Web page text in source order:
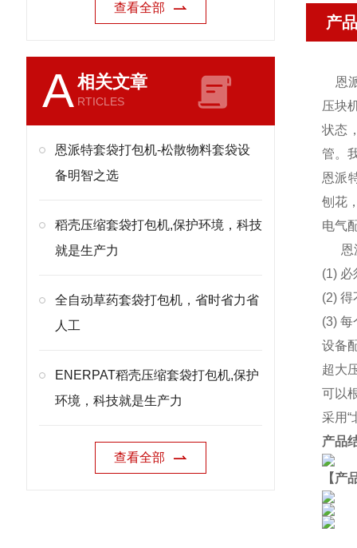
查看全部
A相关文章
RTICLES
恩派特套袋打包机-松散物料套袋设
备明智之选
稻壳压缩套袋打包机,保护环境，科技
就是生产力
全自动草药套袋打包机，省时省力省
人工
ENERPAT稻壳压缩套袋打包机,保护
环境，科技就是生产力
查看全部
产
恩
压块
状态
管。
恩派
刨花
电气
恩
(1)
(2)
(3)
设备
超大
可以
采用“
产品
【产